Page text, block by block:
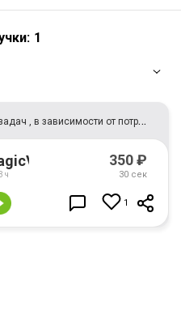
1
с
редняя скорость выполнения задач , в зависимости от потребностей клиента ! В целом , я всегда максимально ОПЕРАТИВЕН)))
ч
350₽
30 сек
1